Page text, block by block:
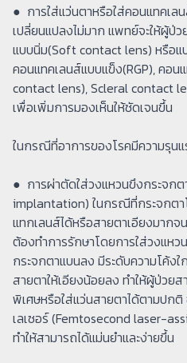
● ​การใส่แว่นตาหรือใส่คอนแทคเ
เปลี่ยนแปลงไม่มาก แพทย์จะให้ผู้ป่
แบบนิ่ม(Soft contact lens) หรือแ
คอนแทคเลนส์แบบแข็ง(RGP), คอน
contact lens), Scleral contact
เพื่อเพิ่มการมองเห็นให้ชัดเจนขึ้น
ในกรณีที่อาการของโรคมีความรุน
● ​การผ่าตัดใส่วงแหวนขึงกระจก
implantation) ในกรณีที่กระจกตา
แทกเลนส์ได้หรือสายตาเอียงมาก
ต้องทำการรักษาโดยการใส่วงแห
กระจกตาแบนลง มีระดับความโค้ง
สายตาให้เอียงน้อยลง ทำให้ผู้ป่วย
พิเศษหรือใส่แว่นสายตาได้ตามปก
เลเซอร์ (Femtosecond laser-
ทำให้สามารถได้แม่นยำและง่ายขึ้น